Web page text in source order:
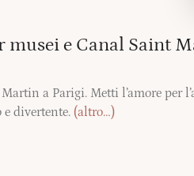
musei e Canal Saint
a Parigi. Metti l’amore per
divertente. (altro…)